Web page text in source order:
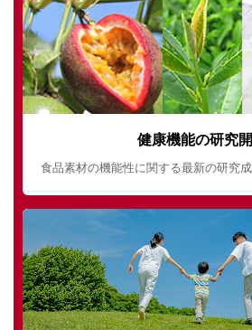
健康機能の研究
食品素材の機能性に関する最新の研究成